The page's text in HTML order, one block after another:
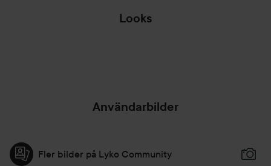
Looks
Användarbilder
Fler bilder på Lyko Community